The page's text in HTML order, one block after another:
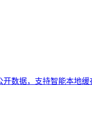
数据，支持智能本地